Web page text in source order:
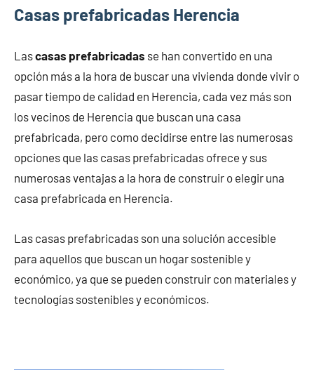
Casas prefabricadas Herencia
Lascasas prefabricadas se han convertido en una
opción más a la hora de buscar una vivienda donde vivir o
pasar tiempo de calidad en Herencia, cada vez más son
los vecinos de Herencia que buscan una casa
prefabricada, pero como decidirse entre las numerosas
opciones que las casas prefabricadas ofrece y sus
numerosas ventajas a la hora de construir o elegir una
casa prefabricada en Herencia.
Las casas prefabricadas son una solución accesible
para aquellos que buscan un hogar sostenible y
económico, ya que se pueden construir con materiales y
tecnologías sostenibles y económicos.